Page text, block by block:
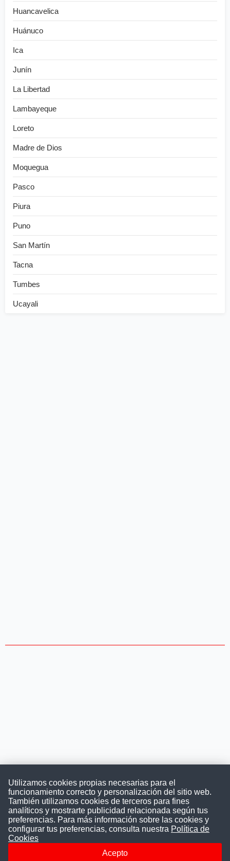
Huancavelica
Huánuco
Ica
Junín
La Libertad
Lambayeque
Loreto
Madre de Dios
Moquegua
Pasco
Piura
Puno
San Martín
Tacna
Tumbes
Ucayali
Convocatoriasdetrabajo.com
ConvocatoriasDeTrabajo.com es una plataforma informativa
la difusión y transparencia de los concursos públicos, además
Utilizamos cookies propias necesarias para el
funcionamiento correcto y personalización del sitio web.
También utilizamos cookies de terceros para fines
analíticos y mostrarte publicidad relacionada según tus
preferencias. Para más información sobre las cookies y
configurar tus preferencias, consulta nuestra Política de
Cookies
Acepto